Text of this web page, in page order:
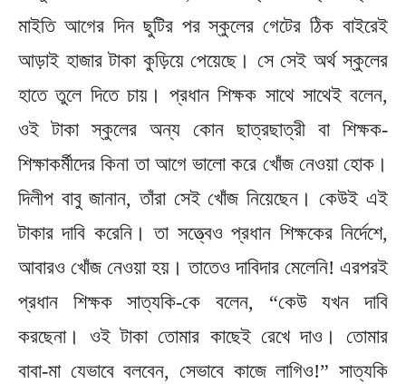
মাইতি আগের দিন ছুটির পর স্কুলের গেটের ঠিক বাইরেই
আড়াই হাজার টাকা কুড়িয়ে পেয়েছে। সে সেই অর্থ স্কুলের
হাতে তুলে দিতে চায়। প্রধান শিক্ষক সাথে সাথেই বলেন,
ওই টাকা স্কুলের অন্য কোন ছাত্রছাত্রী বা শিক্ষক-
শিক্ষাকর্মীদের কিনা তা আগে ভালো করে খোঁজ নেওয়া হোক।
দিলীপ বাবু জানান, তাঁরা সেই খোঁজ নিয়েছেন। কেউই এই
টাকার দাবি করেনি। তা সত্ত্বেও প্রধান শিক্ষকের নির্দেশে,
আবারও খোঁজ নেওয়া হয়। তাতেও দাবিদার মেলেনি! এরপরই
প্রধান শিক্ষক সাত্যকি-কে বলেন, “কেউ যখন দাবি
করছেনা। ওই টাকা তোমার কাছেই রেখে দাও। তোমার
বাবা-মা যেভাবে বলবেন, সেভাবে কাজে লাগিও!” সাত্যকি